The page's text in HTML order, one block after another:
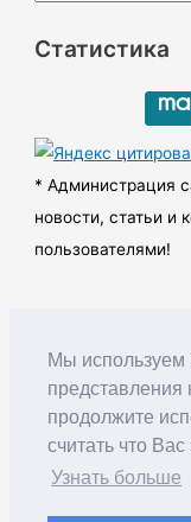
Мы используем
продолжите
считать что Вас
Узнать больше
х
ы
Статистика
* Администрация
новости, статьи и
пользователями!
Copyright ©
Енисейский округ